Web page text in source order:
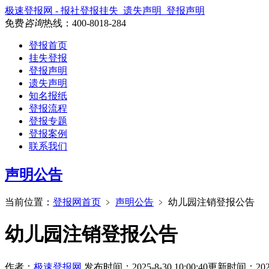
极速登报网 - 报社登报挂失_遗失声明_登报声明
免费咨询热线： 400-8018-284
登报首页
挂失登报
登报声明
遗失声明
知名报纸
登报流程
登报专题
登报案例
联系我们
声明公告
当前位置： 登报网首页 ﹥ 声明公告 ﹥ 幼儿园注销登报公告
幼儿园注销登报公告
作者： 极速登报网 发布时间：2025-8-30 10:00:40更新时间：